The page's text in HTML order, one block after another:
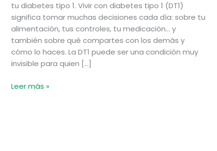
tu diabetes tipo 1. Vivir con diabetes tipo 1 (DT1)
significa tomar muchas decisiones cada día: sobre tu
alimentación, tus controles, tu medicación… y
también sobre qué compartes con los demás y
cómo lo haces. La DT1 puede ser una condición muy
invisible para quien […]
Leer más »